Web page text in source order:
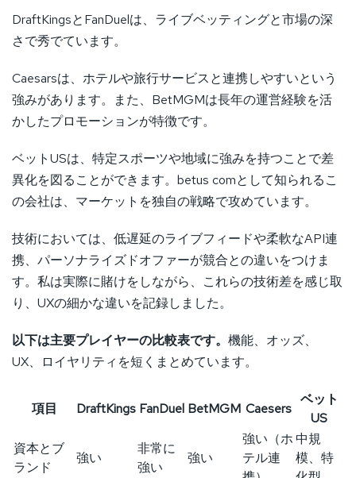
DraftKingsとFanDuelは、ライブベッティングと市場の深
さで秀でています。
Caesarsは、ホテルや旅行サービスと連携しやすいという
強みがあります。また、BetMGMは長年の運営経験を活
かしたプロモーションが特徴です。
ベットUSは、特定スポーツや地域に強みを持つことで差
異化を図ることができます。betus comとして知られるこ
の会社は、マーケットを独自の戦略で攻めています。
技術においては、低遅延のライブフィードや柔軟なAPI連
携、パーソナライズドオファーが競合との違いをつけま
す。私は実際に賭けをしながら、これらの技術差を感じ取
り、UXの細かな違いを記録しました。
以下は主要プレイヤーの比較表です。 機能、オッズ、
UX、ロイヤリティを短くまとめています。
項目 DraftKings FanDuel BetMGM Caesers
ベット
US
資本とブ
ランド
強い
非常に
強い
強い
強い（ホ
テル連
中規
模、特